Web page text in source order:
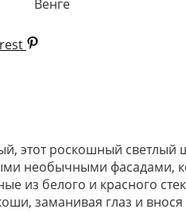
Венге
этот роскошный
необычными фасадами,
из белого и красного
заманивая глаз и